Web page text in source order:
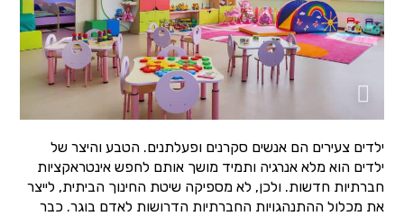
ילדים צעירים הם אנשים סקרנים ופעלתנים. הטבע והיצר של
ילדים הוא מלא אנרגיה ותמיד מושך אותם לחפש אינטראקציות
חברתיות חדשות. ולכן, לא מספיקה שיטת החינוך הביתית, לייצר
את מכלול ההתנהגויות החברתיות הדרושות לאדם בוגר. כבר